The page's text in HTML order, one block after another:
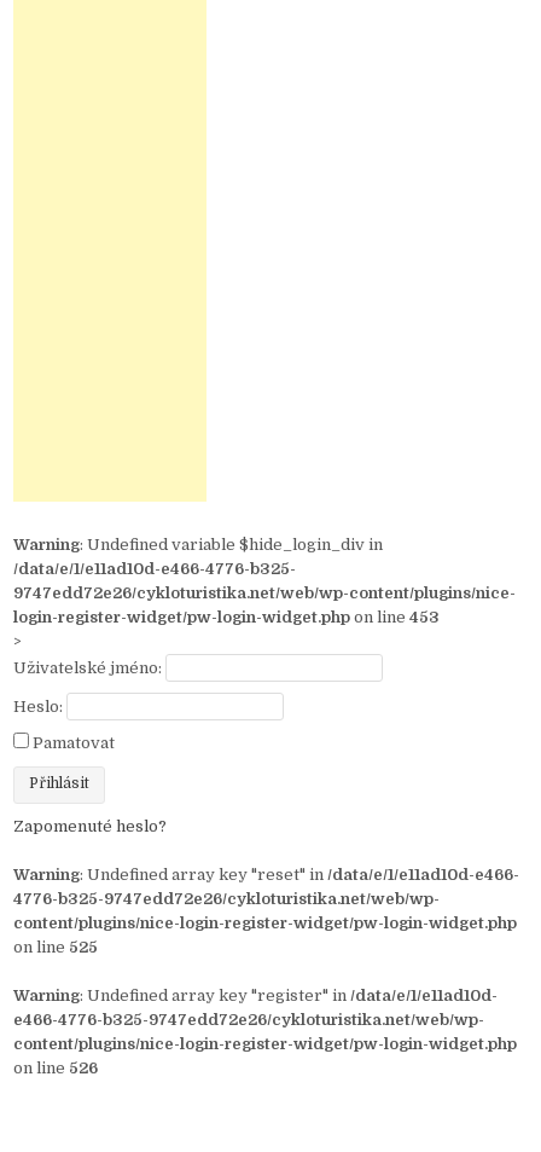
Warning: Undefined variable $hide_login_div in
/data/e/1/e11ad10d-e466-4776-b325-
9747edd72e26/cykloturistika.net/web/wp-content/plugins/nice-
login-register-widget/pw-login-widget.php on line453
>
Uživatelské jméno:
Heslo:
Pamatovat
Zapomenuté heslo?
Warning: Undefined array key "reset" in/data/e/1/e11ad10d-e466-
4776-b325-9747edd72e26/cykloturistika.net/web/wp-
content/plugins/nice-login-register-widget/pw-login-widget.php
on line 525
Warning: Undefined array key "register" in/data/e/1/e11ad10d-
e466-4776-b325-9747edd72e26/cykloturistika.net/web/wp-
content/plugins/nice-login-register-widget/pw-login-widget.php
on line 526